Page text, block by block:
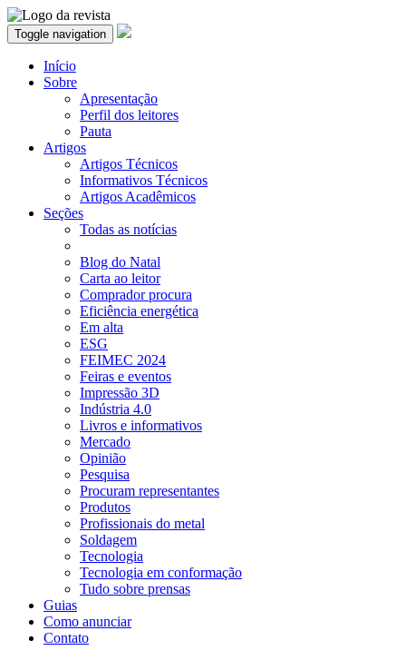
Toggle navigation
Início
Sobre
Apresentação
Perfil dos leitores
Pauta
Artigos
Artigos Técnicos
Informativos Técnicos
Artigos Acadêmicos
Seções
Todas as notícias
Blog do Natal
Carta ao leitor
Comprador procura
Eficiência energética
Em alta
ESG
FEIMEC 2024
Feiras e eventos
Impressão 3D
Indústria 4.0
Livros e informativos
Mercado
Opinião
Pesquisa
Procuram representantes
Produtos
Profissionais do metal
Soldagem
Tecnologia
Tecnologia em conformação
Tudo sobre prensas
Guias
Como anunciar
Contato